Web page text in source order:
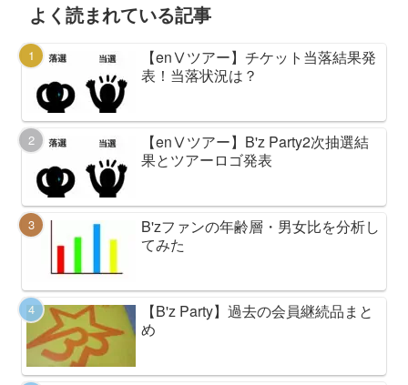
よく読まれている記事
【enⅤツアー】チケット当落結果発
表！当落状況は？
【enⅤツアー】B'z Party2次抽選結
果とツアーロゴ発表
B'zファンの年齢層・男女比を分析し
てみた
【B'z Party】過去の会員継続品まと
め